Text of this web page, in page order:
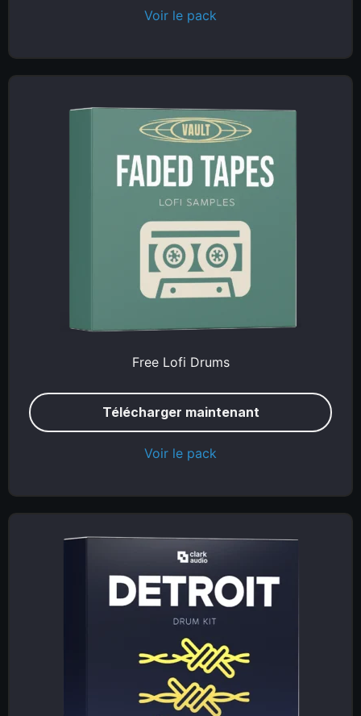
Voir le pack
Free Lofi Drums
Télécharger maintenant
Voir le pack